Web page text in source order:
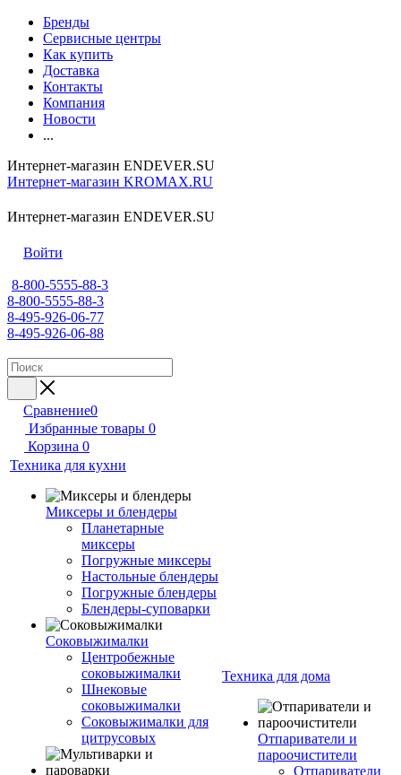
Бренды
Сервисные центры
Как купить
Доставка
Контакты
Компания
Новости
...
Интернет-магазин ENDEVER.SU
Интернет-магазин KROMAX.RU
Интернет-магазин ENDEVER.SU
Войти
8-800-5555-88-3
8-800-5555-88-3
8-495-926-06-77
8-495-926-06-88
Сравнение0
Избранные товары 0
Корзина 0
Техника для кухни
Миксеры и блендеры
Планетарные
миксеры
Погружные миксеры
Настольные блендеры
Погружные блендеры
Блендеры-суповарки
Соковыжималки
Центробежные
соковыжималки
Шнековые
соковыжималки
Соковыжималки для
цитрусовых
Техника для дома
Отпариватели и
пароочистители
Отпариватели